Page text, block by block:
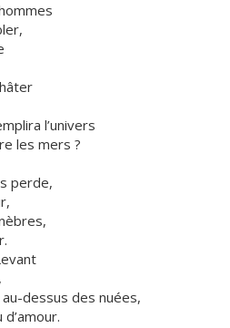
l’univers
les mers ?
perde,
dessus des nuées,